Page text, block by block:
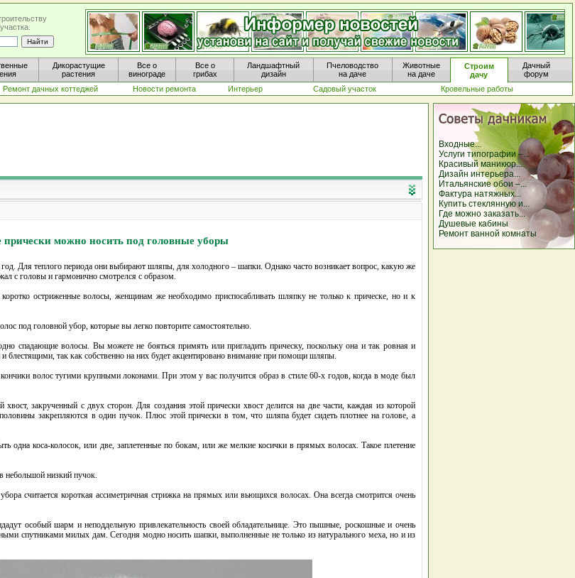
Дикорастущие
растения
Все о
винограде
Все о
грибах
Ландшафтный
дизайн
Пчеловодство
на даче
Животные
на даче
Строим
дачу
Дачный
форум
Ремонт дачных коттеджей Новости ремонта Интерьер Садовый участок Кровельные работы
Входные...
Услуги типографии –...
Красивый маникюр...
Дизайн интерьера...
Итальянские обои –...
Фактура натяжных...
Купить стеклянную и...
Где можно заказать...
Душевые кабины
Ремонт ванной комнаты
прически можно носить под головные уборы
Для теплого периода они выбирают шляпы, для холодного – шапки. Однако часто возникает вопрос, какую же
с головы и гармонично смотрелся с образом.
остриженные волосы, женщинам же необходимо приспосабливать шляпку не только к прическе, но и к
под головной убор, которые вы легко повторите самостоятельно.
спадающие волосы. Вы можете не бояться примять или пригладить прическу, поскольку она и так ровная и
так как собственно на них будет акцентировано внимание при помощи шляпы.
волос тугими крупными локонами. При этом у вас получится образ в стиле 60-х годов, когда в моде был
закрученный с двух сторон. Для создания этой прически хвост делится на две части, каждая из которой
закрепляются в один пучок. Плюс этой прически в том, что шляпа будет сидеть плотнее на голове, а
одна коса-колосок, или две, заплетенные по бокам, или же мелкие косички в прямых волосах. Такое плетение
небольшой низкий пучок.
считается короткая ассиметричная стрижка на прямых или вьющихся волосах. Она всегда смотрится очень
особый шарм и неподдельную привлекательность своей обладательнице. Это пышные, роскошные и очень
спутниками милых дам. Сегодня модно носить шапки, выполненные не только из натурального меха, но и из